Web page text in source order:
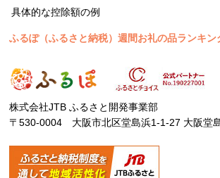
具体的な控除額の例
ふるぽ（ふるさと納税）週間お礼の品ランキン
株式会社JTB ふるさと開発事業部
〒530-0004 大阪市北区堂島浜1-1-27 大阪堂